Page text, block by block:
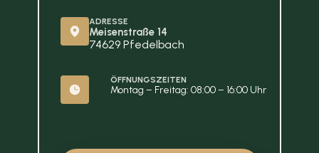
ADRESSE
Meisenstraße 14
74629 Pfedelbach
ÖFFNUNGSZEITEN
Montag – Freitag: 08:00 – 16:00 Uhr